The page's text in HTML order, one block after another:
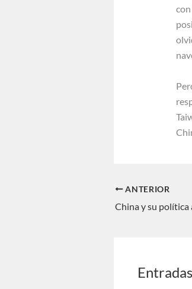
ANTERIOR
China y su política